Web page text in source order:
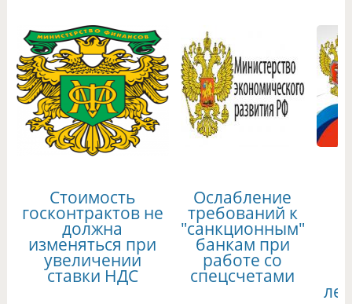
Стоимость
госконтрактов не
должна
изменяться при
увеличении
ставки НДС
Ослабление
требований к
"санкционным"
банкам при
работе со
спецсчетами